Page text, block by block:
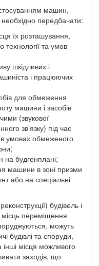
машин,
передбачати:
їх розташування,
технології та умов
шкідливих і
і працюючих
для обмеження
машини і засобів
(звукової
зв’язку) під час
умовах обмеженого
на будгенплані;
машини в зоні призми
або на спеціальні
будівель і
переміщення
можуть
будівлі та споруди,
інші місця можливого
заходів, що